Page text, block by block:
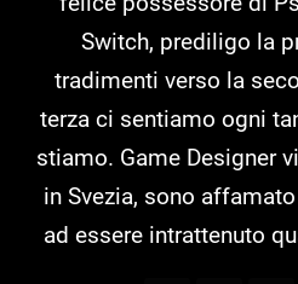
Switch, prediligo la
tradimenti verso la
terza ci sentiamo ogni
stiamo. Game Designer
in Svezia, sono
ad essere intrattenuto